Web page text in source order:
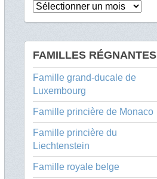
Archives
FAMILLES RÉGNANTES
Famille grand-ducale de
Luxembourg
Famille princière de Monaco
Famille princière du
Liechtenstein
Famille royale belge